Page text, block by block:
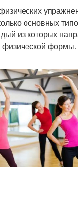
основных
из которых
физической